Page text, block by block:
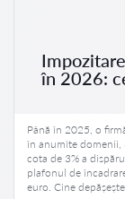
în 2026:
Până în 2025, o
în anumite
cota de 3% a
plafonul de
euro. Cine